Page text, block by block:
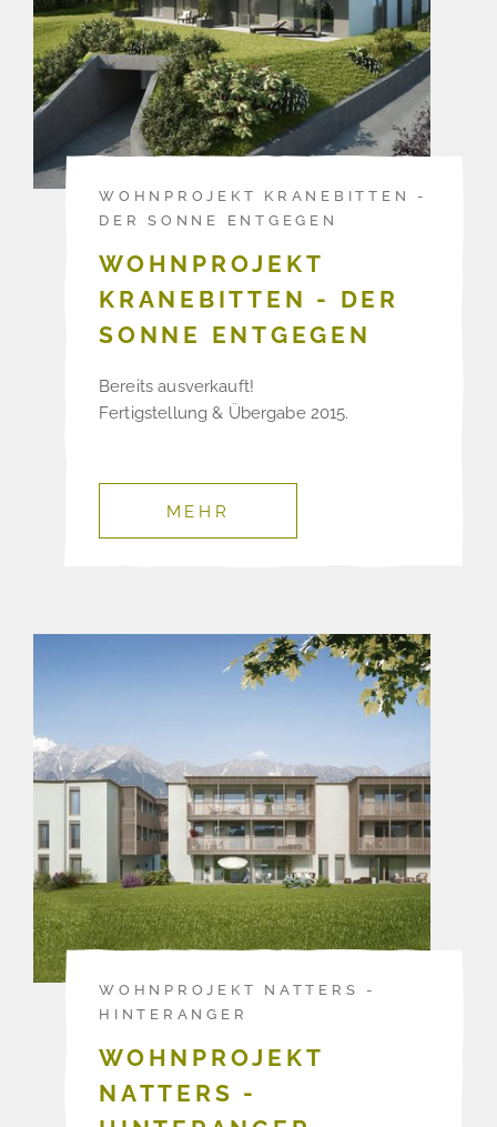
WOHNPROJEKT KRANEBITTEN -
DER SONNE ENTGEGEN
WOHNPROJEKT
KRANEBITTEN - DER
SONNE ENTGEGEN
Bereits ausverkauft!
Fertigstellung & Übergabe 2015.
MEHR
WOHNPROJEKT NATTERS -
HINTERANGER
WOHNPROJEKT
NATTERS -